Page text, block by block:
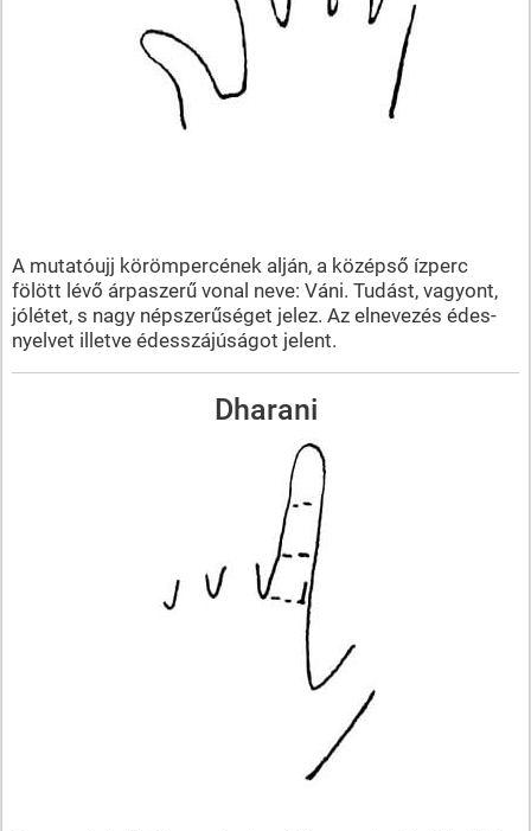
A mutatóujj körömpercének alján, a középső ízperc
fölött lévő árpaszerű vonal neve: Váni. Tudást, vagyont,
jólétet, s nagy népszerűséget jelez. Az elnevezés édes-
nyelvet illetve édesszájúságot jelent.
Dharani